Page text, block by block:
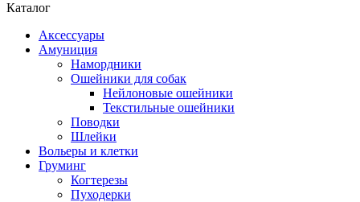
Каталог
Аксессуары
Амуниция
Намордники
Ошейники для собак
Нейлоновые ошейники
Текстильные ошейники
Поводки
Шлейки
Вольеры и клетки
Груминг
Когтерезы
Пуходерки